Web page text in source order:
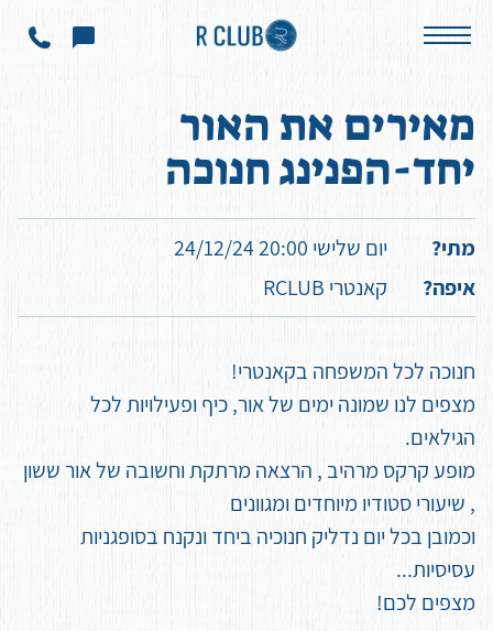
מאירים את האור
יחד-הפנינג חנוכה
מתי?
יום שלישי 20:00 24/12/24
איפה?
קאנטרי RCLUB
חנוכה לכל המשפחה בקאנטרי!
מצפים לנו שמונה ימים של אור, כיף ופעילויות לכל
הגילאים.
מופע קרקס מרהיב , הרצאה מרתקת וחשובה של אור ששון
, שיעורי סטודיו מיוחדים ומגוונים
וכמובן בכל יום נדליק חנוכיה ביחד ונקנח בסופגניות
עסיסיות...
מצפים לכם!